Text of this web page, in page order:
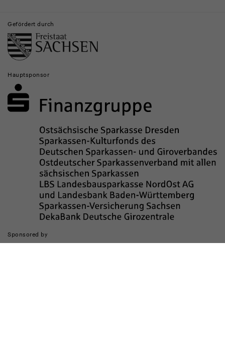
Gefördert durch
Hauptsponsor
Sponsored by